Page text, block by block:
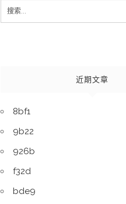
Search
for:
近期文章
8bf1
9b22
926b
f32d
bde9